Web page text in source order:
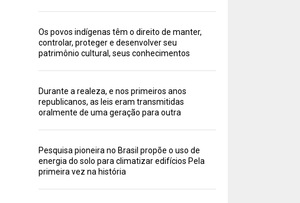
Os povos indígenas têm o direito de manter,
controlar, proteger e desenvolver seu
patrimônio cultural, seus conhecimentos
Durante a realeza, e nos primeiros anos
republicanos, as leis eram transmitidas
oralmente de uma geração para outra
Pesquisa pioneira no Brasil propõe o uso de
energia do solo para climatizar edifícios Pela
primeira vez na história